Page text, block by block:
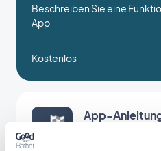
Beschreiben Sie eine
App
Kostenlos
App-
Erstellen Sie
führen Sie Ihre